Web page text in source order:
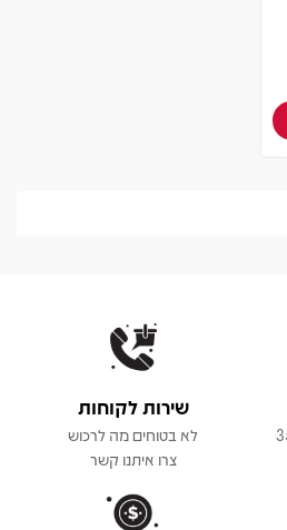
350
שירות לקוחות
לא בטוחים מה לרכוש
צרו איתנו קשר